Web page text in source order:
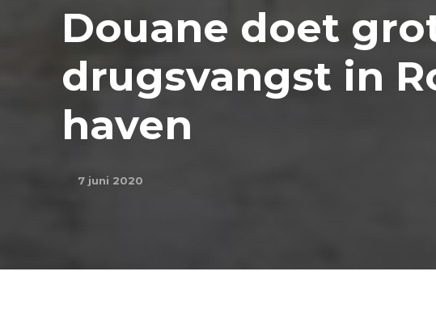
Douane doet
drugsvangst in
haven
7 juni 2020